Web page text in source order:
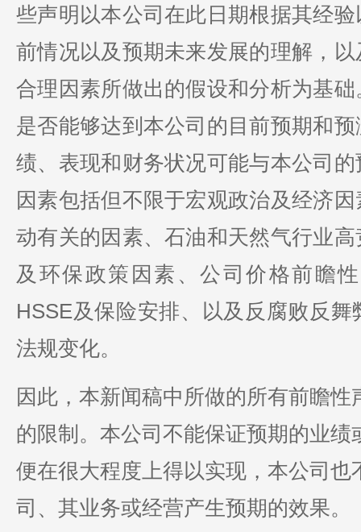
些声明以本公司在此日期根据其经
前情况以及预期未来发展的理解，
合理因素所做出的假设和分析为基
是否能够达到本公司的目前预期和
绩、表现和财务状况可能与本公司
因素包括但不限于宏观政治及经济
动有关的因素、石油和天然气行业
及环保政策因素、公司价格前瞻
HSSE及保险安排、以及反腐败反
法规变化。
因此，本新闻稿中所做的所有前瞻
的限制。本公司不能保证预期的业
便在很大程度上得以实现，本公司也
司、其业务或经营产生预期的效果。